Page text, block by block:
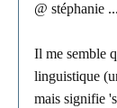
@ stéphanie
Il me semble
linguistique
mais signifie